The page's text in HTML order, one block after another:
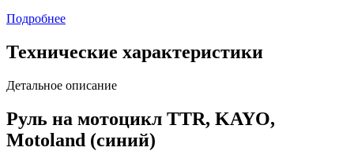
Подробнее
Технические характеристики
Детальное описание
Руль на мотоцикл TTR, KAYO,
Motoland (синий)